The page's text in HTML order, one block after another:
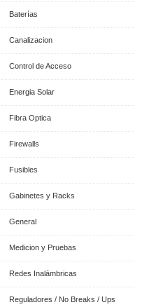
Baterías
Canalizacion
Control de Acceso
Energia Solar
Fibra Optica
Firewalls
Fusibles
Gabinetes y Racks
General
Medicion y Pruebas
Redes Inalámbricas
Reguladores / No Breaks / Ups